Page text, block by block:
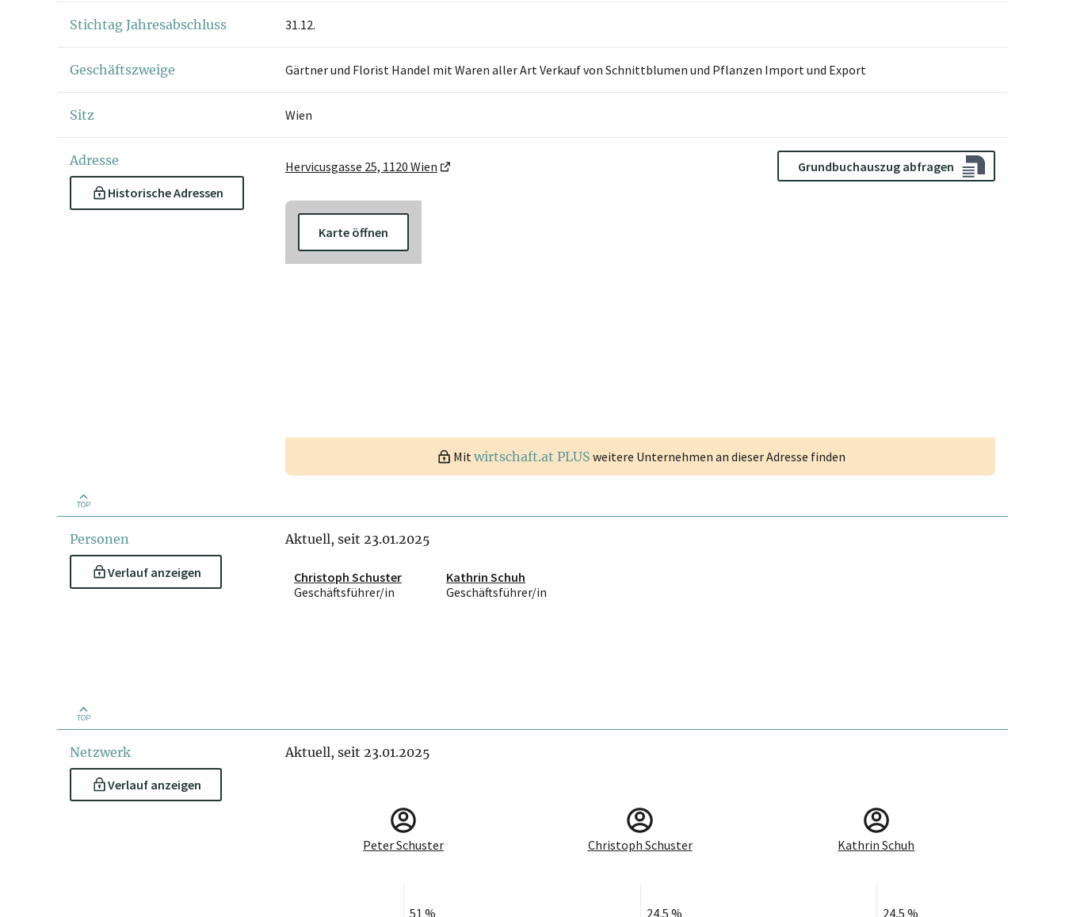
Stichtag Jahresabschluss 31.12.
Geschäftszweige Gärtner und Florist Handel mit Waren aller Art Verkauf von Schnittblumen und Pflanzen Import und Export
Sitz Wien
Adresse
Historische Adressen
Hervicusgasse 25, 1120 Wien Grundbuchauszug abfragen
Karte öffnen
Mitwirtschaft.at PLUS weitere Unternehmen an dieser Adresse finden
TOP
Personen
Verlauf anzeigen
Aktuell, seit 23.01.2025
Christoph Schuster
Geschäftsführer/in
Kathrin Schuh
Geschäftsführer/in
TOP
Netzwerk
Verlauf anzeigen
Aktuell, seit 23.01.2025
Peter Schuster
51 %
Christoph Schuster
24,5 %
Kathrin Schuh
24,5 %